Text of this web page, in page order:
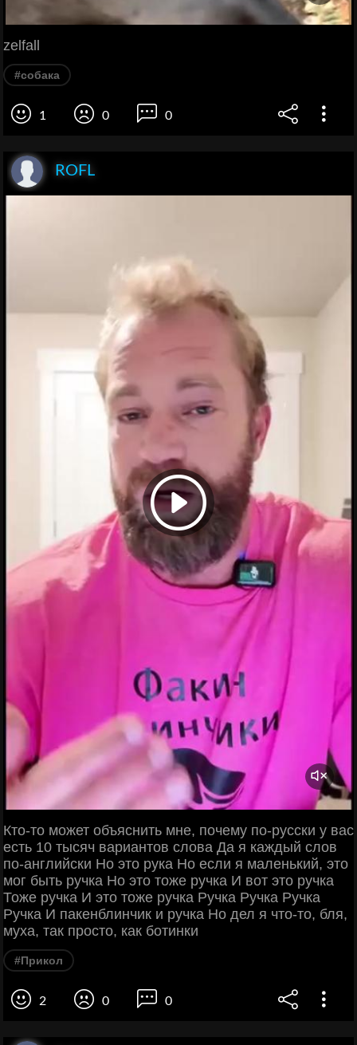
zelfall
#собака
1 0 0
ROFL
Кто-то может объяснить мне, почему по-русски у вас
есть 10 тысяч вариантов слова Да я каждый слов
по-английски Но это рука Но если я маленький, это
мог быть ручка Но это тоже ручка И вот это ручка
Тоже ручка И это тоже ручка Ручка Ручка Ручка
Ручка И пакенблинчик и ручка Но дел я что-то, бля,
муха, так просто, как ботинки
#Прикол
2 0 0